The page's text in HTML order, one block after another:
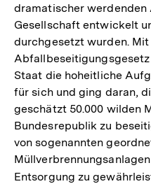
dramatischer
Gesellschaft entwickelt
durchgesetzt wurden. Mit
Staat die hoheitliche
für sich und ging daran,
geschätzt 50.000 wilden
Bundesrepublik zu
von sogenannten
Entsorgung zu